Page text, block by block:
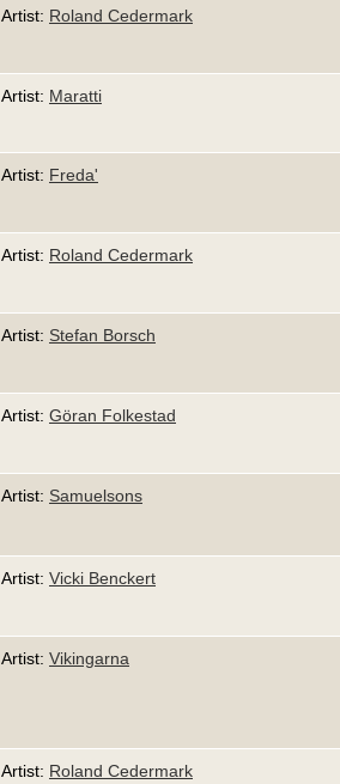
Artist: Roland Cedermark
Artist: Maratti
Artist: Freda'
Artist: Roland Cedermark
Artist: Stefan Borsch
Artist: Göran Folkestad
Artist: Samuelsons
Artist: Vicki Benckert
Artist: Vikingarna
Artist: Roland Cedermark